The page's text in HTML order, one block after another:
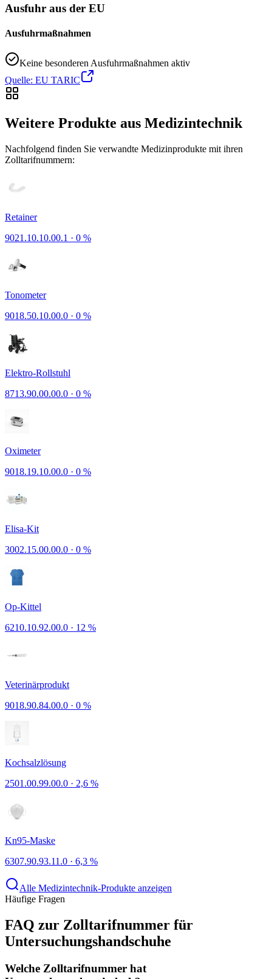
Ausfuhr aus der EU
Ausfuhrmaßnahmen
Keine besonderen Ausfuhrmaßnahmen aktiv
Quelle: EU TARIC
Weitere Produkte aus Medizintechnik
Nachfolgend finden Sie verwandte Medizinprodukte mit ihren
Zolltarifnummern:
Retainer
9021.10.10.00.1 · 0 %
Tonometer
9018.50.10.00.0 · 0 %
Elektro-Rollstuhl
8713.90.00.00.0 · 0 %
Oximeter
9018.19.10.00.0 · 0 %
Elisa-Kit
3002.15.00.00.0 · 0 %
Op-Kittel
6210.10.92.00.0 · 12 %
Veterinärprodukt
9018.90.84.00.0 · 0 %
Kochsalzlösung
2501.00.99.00.0 · 2,6 %
Kn95-Maske
6307.90.93.11.0 · 6,3 %
Alle Medizintechnik-Produkte anzeigen
Häufige Fragen
FAQ zur Zolltarifnummer für
Untersuchungshandschuhe
Welche Zolltarifnummer hat